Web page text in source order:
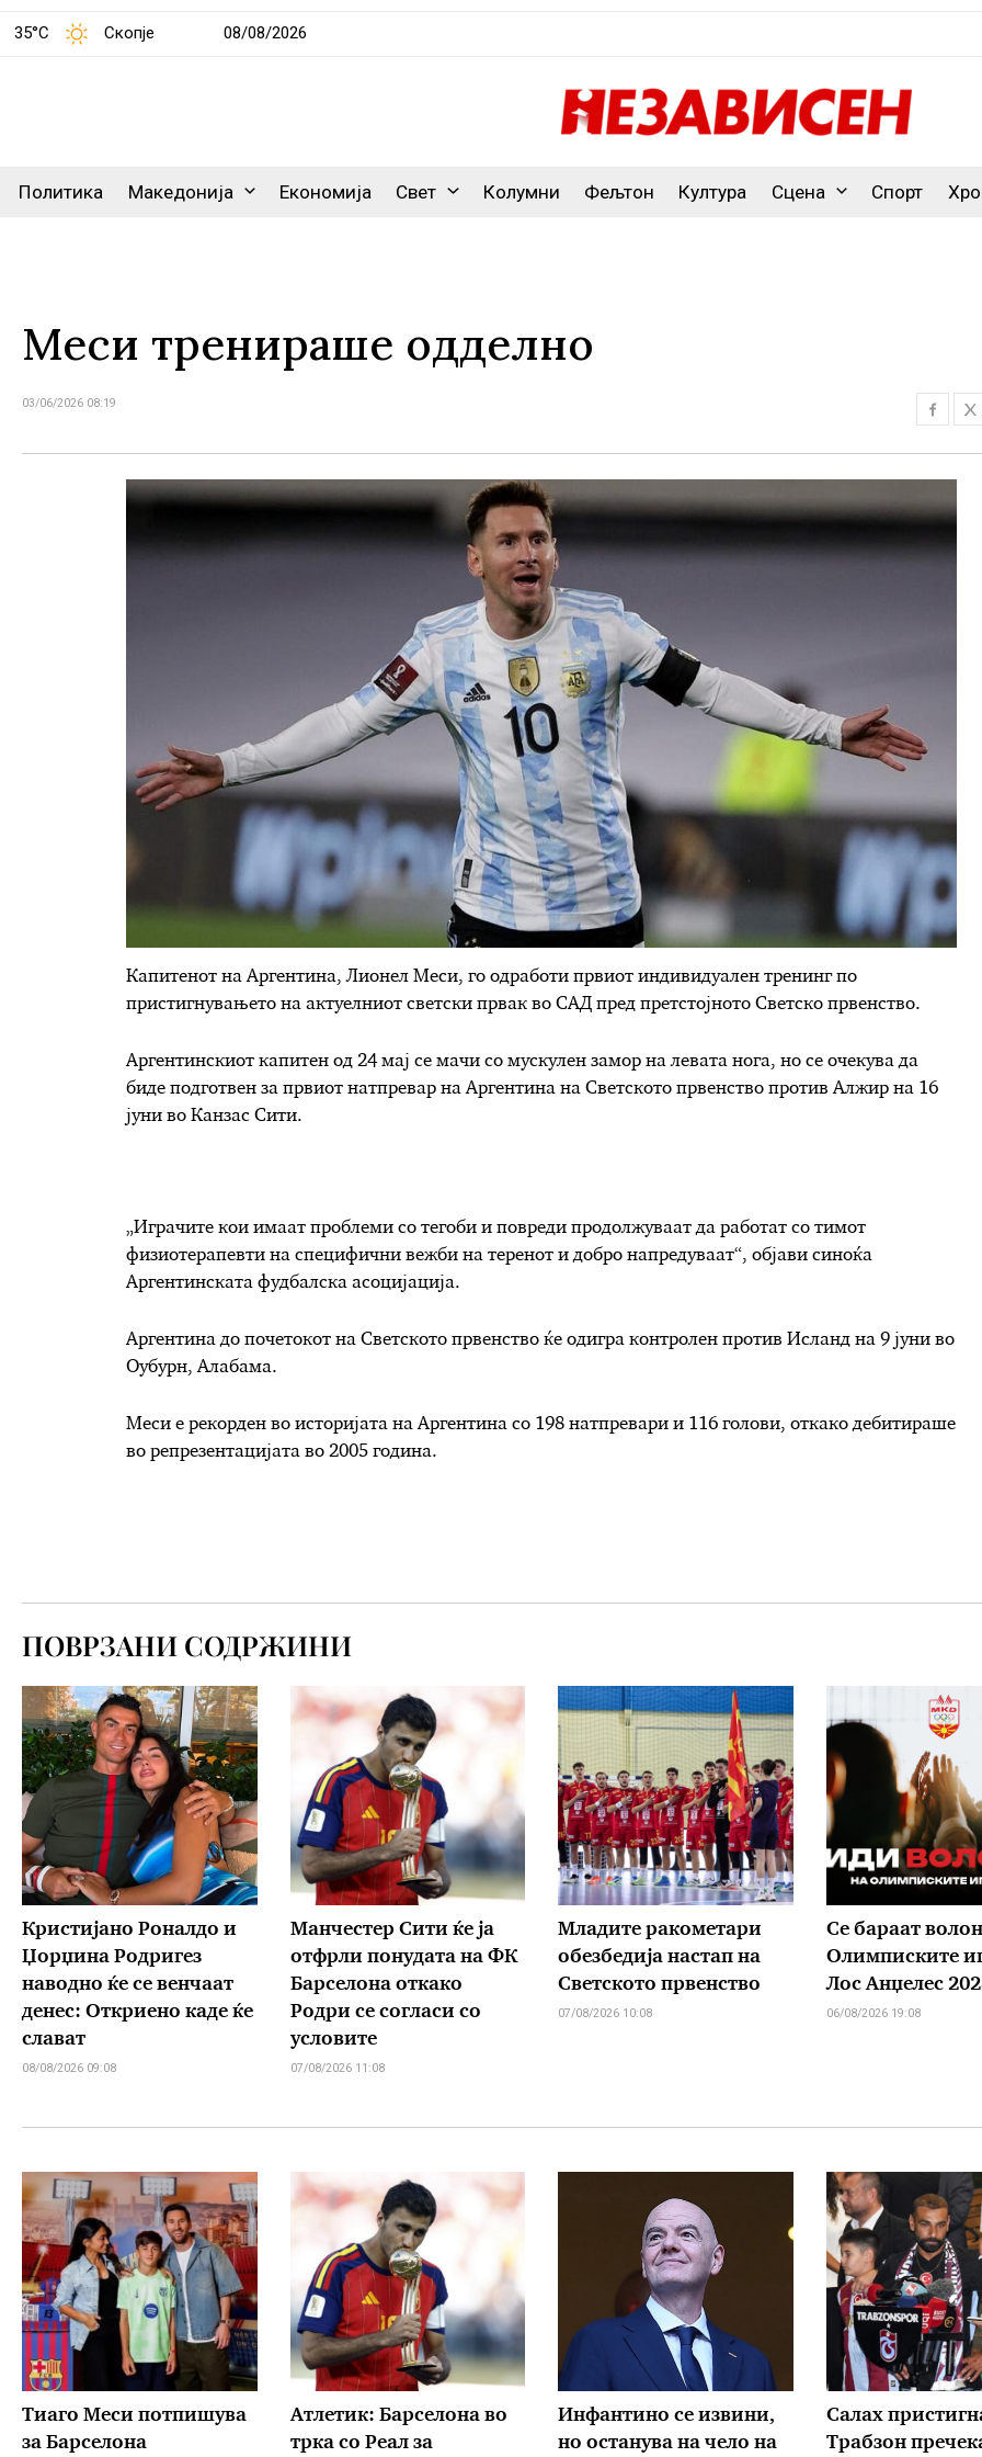
35°C Скопје 08/08/2026
Политика Македонија Економија Свет Колумни Фељтон Култура Сцена Спорт
Меси тренираше одделно
03/06/2026 08:19
Капитенот на Аргентина, Лионел Меси, го одработи првиот индивидуален тренинг по
пристигнувањето на актуелниот светски првак во САД пред претстојното Светско првенство.
Аргентинскиот капитен од 24 мај се мачи со мускулен замор на левата нога, но се очекува да
биде подготвен за првиот натпревар на Аргентина на Светското првенство против Алжир на 16
јуни во Канзас Сити.
„Играчите кои имаат проблеми со тегоби и повреди продолжуваат да работат со тимот
физиотерапевти на специфични вежби на теренот и добро напредуваат“, објави синоќа
Аргентинската фудбалска асоцијација.
Аргентина до почетокот на Светското првенство ќе одигра контролен против Исланд на 9 јуни во
Оубурн, Алабама.
Меси е рекорден во историјата на Аргентина со 198 натпревари и 116 голови, откако дебитираше
во репрезентацијата во 2005 година.
ПОВРЗАНИ СОДРЖИНИ
Кристијано Роналдо и
Џорџина Родригез
наводно ќе се венчаат
денес: Откриено каде ќе
слават
08/08/2026 09:08
Манчестер Сити ќе ја
отфрли понудата на ФК
Барселона откако
Родри се согласи со
условите
07/08/2026 11:08
Младите ракометари
обезбедија настап на
Светското првенство
07/08/2026 10:08
Се бараат
Олимписките
Лос Анџелес
06/08/2026 19:08
Тиаго Меси потпишува
за Барселона
Атлетик: Барселона во
трка со Реал за
Инфантино се извини,
но останува на чело на
Салах
Трабзон